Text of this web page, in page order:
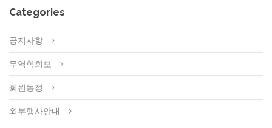
Categories
공지사항
무역학회보
회원동정
외부행사안내